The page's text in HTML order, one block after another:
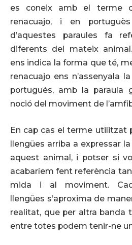
es coneix amb el terme
renacuajo, i en
d’aquestes paraules fa
diferents del mateix
ens indica la forma que té,
renacuajo ens n’assenyala
portuguès, amb la paraula
noció del moviment de
En cap cas el terme utilitzat
llengües arriba a expressar
aquest animal, i potser si
acabaríem fent referència
mida i al moviment.
llengües s’aproxima de
realitat, que per altra banda
entre totes podem tenir-ne